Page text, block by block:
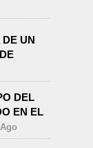
UN
DEL
EN EL